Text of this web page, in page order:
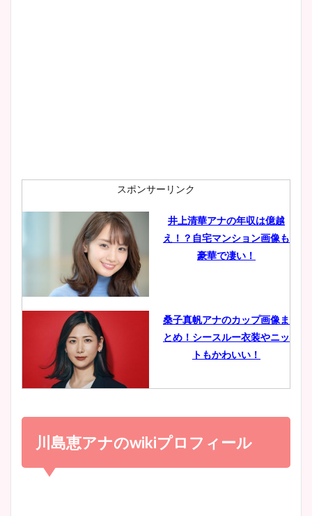
肉も凄い！
鈴木唯の太ってた時の体重が
ヤバすぎww原因や痩せたダ
豊島実季アナのカップ画像ま
とめ！美脚や水着姿に年齢も
宇賀神メグアナのニット画像
スポンサーリンク
井上清華アナの年収は億越
え！？自宅マンション画像も
豪華で凄い！
桑子真帆アナのカップ画像ま
とめ！シースルー衣装やニッ
トもかわいい！
小室瑛莉子のカップ画像まと
め！足が美脚でニット衣装も
かわいい！
川島恵アナのwikiプロフィール